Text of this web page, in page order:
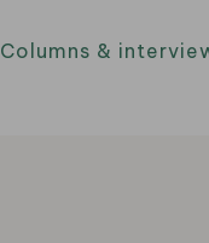
Columns &